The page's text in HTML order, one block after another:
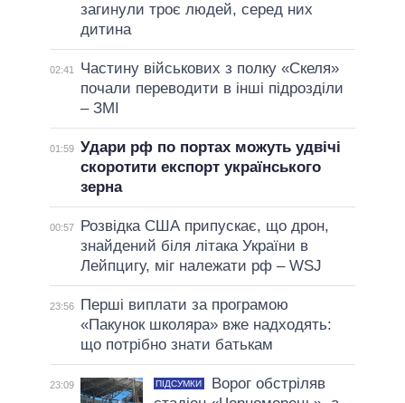
загинули троє людей, серед них
дитина
02:41
Частину військових з полку «Скеля»
почали переводити в інші підрозділи
– ЗМІ
01:59 Удари рф по портах можуть удвічі
скоротити експорт українського
зерна
00:57
Розвідка США припускає, що дрон,
знайдений біля літака України в
Лейпцигу, міг належати рф – WSJ
23:56
Перші виплати за програмою
«Пакунок школяра» вже надходять:
що потрібно знати батькам
23:09 ПІДСУМКИ
Ворог обстріляв